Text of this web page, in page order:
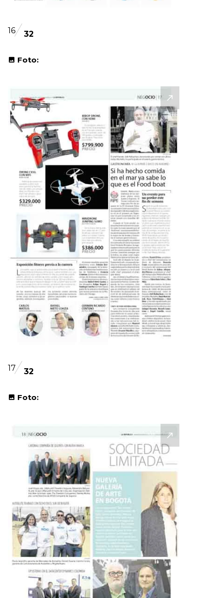
16 32
Foto:
17 32
Foto: